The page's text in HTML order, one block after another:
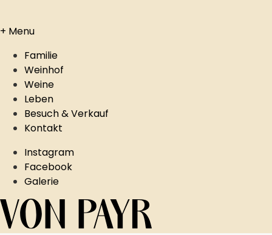
+ Menu
Familie
Weinhof
Weine
Leben
Besuch & Verkauf
Kontakt
Instagram
Facebook
Galerie